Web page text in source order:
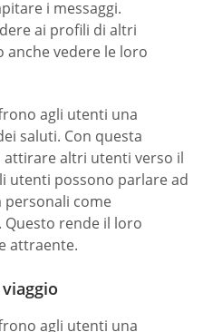
i messaggi.
ai profili di altri
vedere le loro
agli utenti una
saluti. Con questa
altri utenti verso il
utenti possono parlare ad
come
rende il loro
attraente.
agli utenti una